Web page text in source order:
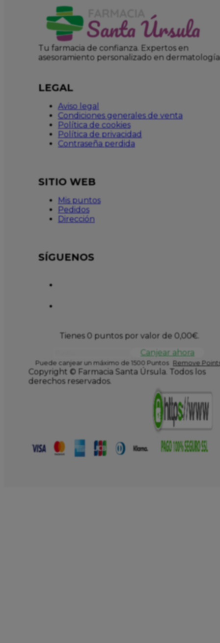
Tu farmacia de confianza. Expertos en
asesoramiento personalizado en dermatología
LEGAL
Aviso legal
Condiciones generales de venta
Política de cookies
Política de privacidad
Contraseña perdida
SITIO WEB
Mis puntos
Pedidos
Dirección
SÍGUENOS
Tienes 0 puntos por valor de 0,00€.
Canjear ahora
Puede canjear un máximo de 1500 Puntos Remove
Copyright © Farmacia Santa Úrsula. Todos los
derechos reservados.